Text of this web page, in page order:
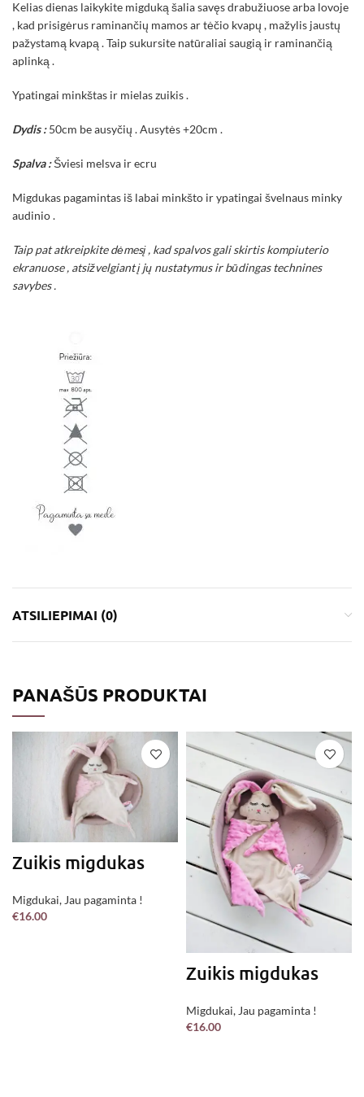
Kelias dienas laikykite migduką šalia savęs drabužiuose arba lovoje
, kad prisigėrus raminančių mamos ar tėčio kvapų , mažylis jaustų
pažystamą kvapą . Taip sukursite natūraliai saugią ir raminančią
aplinką .
Ypatingai minkštas ir mielas zuikis .
Dydis :50cm be ausyčių . Ausytės +20cm .
Spalva :Šviesi melsva ir ecru
Migdukas pagamintas iš labai minkšto ir ypatingai švelnaus minky
audinio .
Taip pat atkreipkite dėmesį , kad spalvos gali skirtis kompiuterio
ekranuose , atsižvelgiant į jų nustatymus ir būdingas technines
savybes .
ATSILIEPIMAI (0)
PANAŠŪS PRODUKTAI
Zuikis migdukas
Migdukai, Jau pagaminta !
€16.00
Zuikis migdukas
Migdukai, Jau pagaminta !
€16.00